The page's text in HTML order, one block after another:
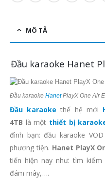
MÔ TẢ
Đầu karaoke Hanet
Đầu karaoke HanetPlayX One Air
Đầu karaoke thế hệ mới
4TB là một thiết bị
đình bạn: đầu karaoke
phương tiện. Hanet PlayX
tiến hiện nay như: tìm
đám mây,….